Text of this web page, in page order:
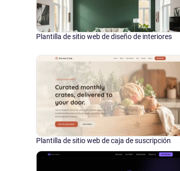
Plantilla de sitio web de diseño de interiores
Plantilla de sitio web de caja de suscripción